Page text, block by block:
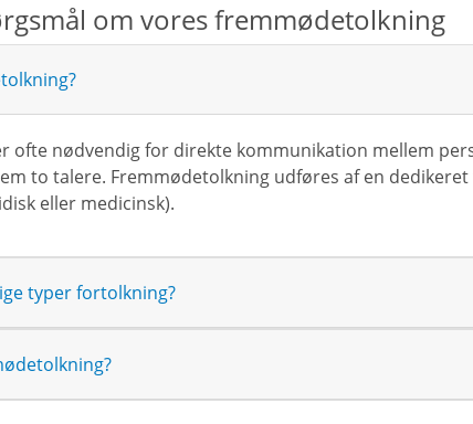
om vores fremmødetolkning
ofte nødvendig for direkte kommunikation mellem
to talere. Fremmødetolkning udføres af en
eller medicinsk).
typer fortolkning?